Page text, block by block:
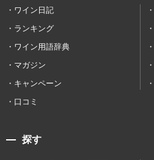
ワイン日記
ランキング
ワイン用語辞典
マガジン
キャンペーン
口コミ
探す